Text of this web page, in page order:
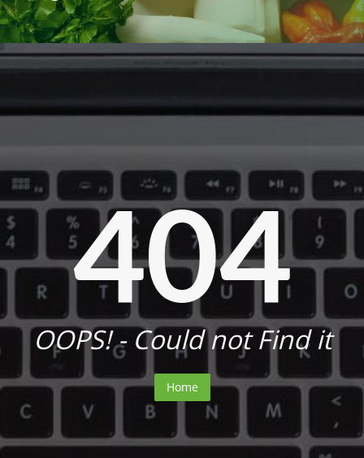
404
OOPS! - Could not Find it
Home